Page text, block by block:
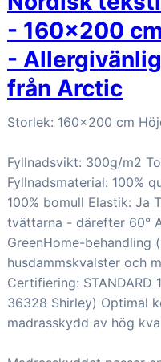
- 160x200
-
från Arctic
Storlek: 160x200 cm
Fyllnadsvikt: 300g/m2
Fyllnadsmaterial: 100%
100% bomull Elastik: Ja
tvättarna - därefter 60°
GreenHome-behandling
husdammskvalster och
Certifiering: STANDARD
36328 Shirley) Optimal
madrasskydd av hög